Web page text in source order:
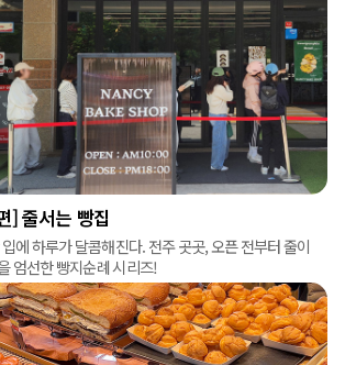
] 줄서는 빵집
에 하루가 달콤해진다. 전주 곳곳, 오픈 전부터 줄이
엄선한 빵지순례 시리즈!